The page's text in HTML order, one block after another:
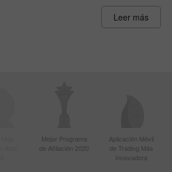
Leer más
Mejor Programa
de Afiliación 2020
Aplicación Móvil
de Trading Más
Innovadora